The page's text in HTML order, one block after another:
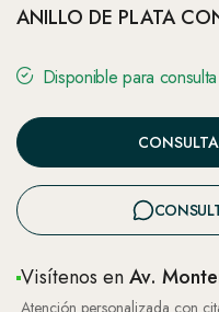
ANILLO DE PLATA
Disponible para consulta
Visítenos enAv.
Atención personalizada con